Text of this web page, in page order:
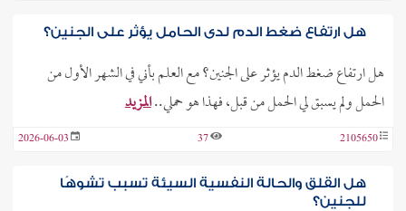
هل ارتفاع ضغط الدم لدى الحامل يؤثر على الجنين؟
هل ارتفاع ضغط الدم يؤثر على الجنين؟ مع العلم بأني في الشهر الأول من
الحمل ولم يسبق لي الحمل من قبل، فهذا هو حملي..المزيد
2105650
37
2026-06-03
هل القلق والحالة النفسية السيئة تسبب تشوهًا
للجنين؟